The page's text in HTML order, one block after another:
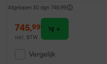
Afgelopen 30 dgn 748,99
745,99
incl. BTW
Vergelijk